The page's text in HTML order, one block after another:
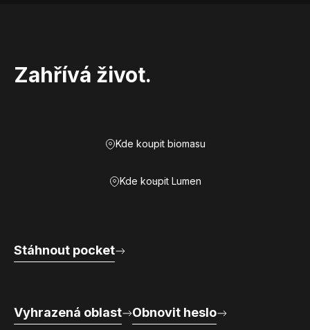
Zahřívá život.
Kde koupit biomasu
Kde koupit Lumen
Stáhnout pocket
Vyhrazená oblast Obnovit heslo